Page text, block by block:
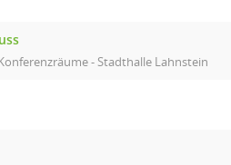
- Stadthalle Lahnstein